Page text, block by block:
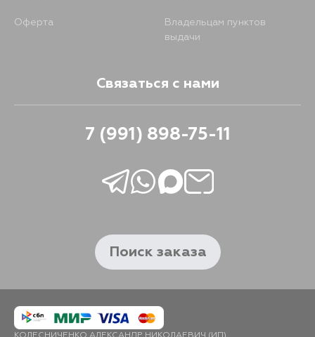
Оферта
Владельцам пунктов
выдачи
Связаться с нами
7 (991) 898-75-11
Поиск заказа